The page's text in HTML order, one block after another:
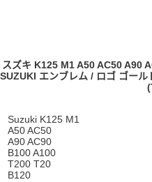
スズキ K125 M1 A50 AC50 A90
SUZUKI エンブレム / ロゴ ゴー
Suzuki K125 M1
A50 AC50
A90 AC90
B100 A100
T200 T20
B120